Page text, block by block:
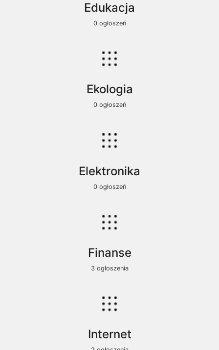
Edukacja
0 ogłoszeń
Ekologia
0 ogłoszeń
Elektronika
0 ogłoszeń
Finanse
3 ogłoszenia
Internet